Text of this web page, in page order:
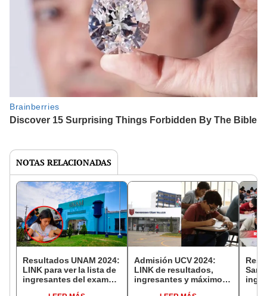
NOTAS RELACIONADAS
Resultados UNAM 2024:
LINK para ver la lista de
ingresantes del examen
Admisión UCV 2024:
LINK de resultados,
ingresantes y máximos
San